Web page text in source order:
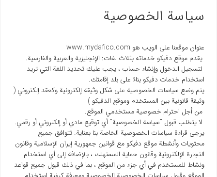
سياسة الخصوصية
عنوان موقعنا على الويب هو www.mydafico.com
يقدم موقع دفیکو خدماته بثلاث لغات: الإنجليزية والعربية والفارسية.
لتسجيل الدخول وإنشاء حساب ، يجب عليك تحديد اللغة التي تريد
استخدام خدمات دفیکو بناءً على بلد إقامتك.
يتم وضع سياسات الخصوصية على شكل وثيقة إلكترونية وكعقد إلكتروني (
وثيقة قانونية بين المستخدم وموقع الدفیکو )
من أجل احترام خصوصية مستخدمي الموقع.
لا يتطلب قبول "سياسة الخصوصية" أي توقيع مادي أو إلكتروني أو رقمي.
يرجى قراءة سياسات الخصوصية الخاصة بنا بعناية. تتوافق جميع
محتويات وأنشطة موقع دفیکو مع قوانين جمهورية إيران الإسلامية وقانون
التجارة الإلكترونية وقانون حماية المستهلك ، بالإضافة إلى أي استخدام
ونشاط للمستخدم في أي جزء من الموقع ، بما في ذلك قبول جميع قواعد